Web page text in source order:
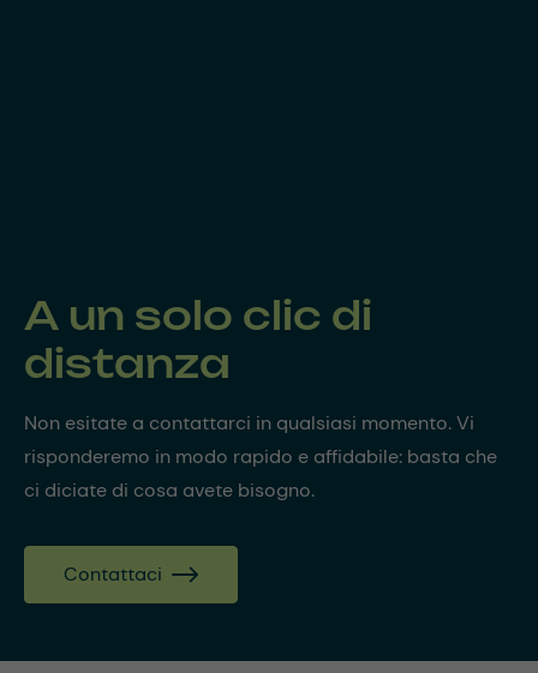
A un solo clic di
distanza
Non esitate a contattarci in qualsiasi momento. Vi
risponderemo in modo rapido e affidabile: basta che
ci diciate di cosa avete bisogno.
Contattaci